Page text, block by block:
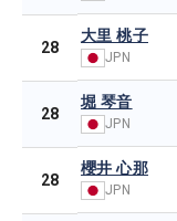
28
大里 桃子
JPN
28
堀 琴音
JPN
28
櫻井 心那
JPN